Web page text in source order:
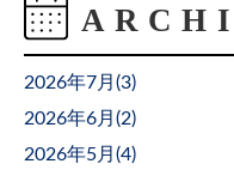
2026年7月(3)
2026年6月(2)
2026年5月(4)